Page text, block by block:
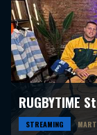
RUGBYTIME
STREAMING